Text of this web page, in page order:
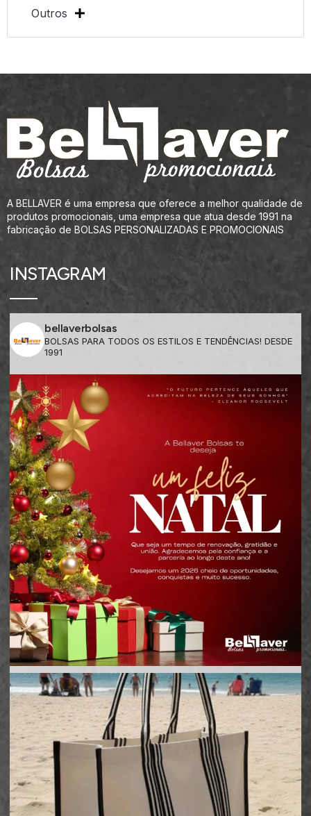
Outros
A BELLAVER é uma empresa que oferece a melhor qualidade de
produtos promocionais, uma empresa que atua desde 1991 na
fabricação de BOLSAS PERSONALIZADAS E PROMOCIONAIS
INSTAGRAM
bellaverbolsas
BOLSAS PARA TODOS OS ESTILOS E TENDÊNCIAS! DESDE
1991